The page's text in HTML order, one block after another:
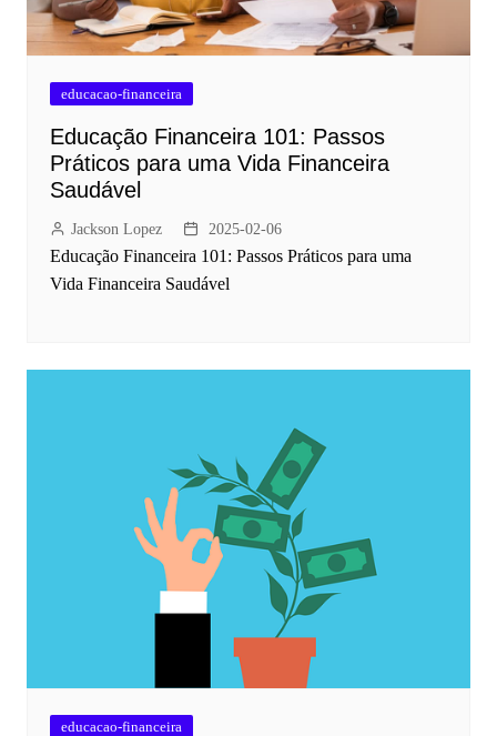
educacao-financeira
Educação Financeira 101: Passos
Práticos para uma Vida Financeira
Saudável
Jackson Lopez 2025-02-06
Educação Financeira 101: Passos Práticos para uma
Vida Financeira Saudável
educacao-financeira